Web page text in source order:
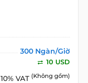
300 Ngàn/Giờ
10 USD
10% VAT (Không gồm)